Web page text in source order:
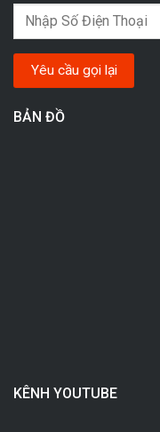
BẢN ĐỒ
KÊNH YOUTUBE